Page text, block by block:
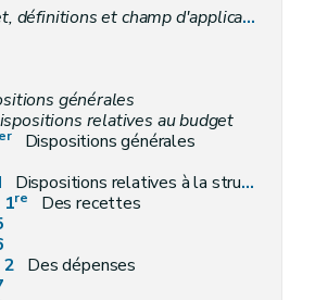
définitions et champ d'application
générales
relatives au budget
er
Dispositions générales
Dispositions relatives à la structure, à la spécialisation et au contenu du budget
re
Des recettes
Des dépenses